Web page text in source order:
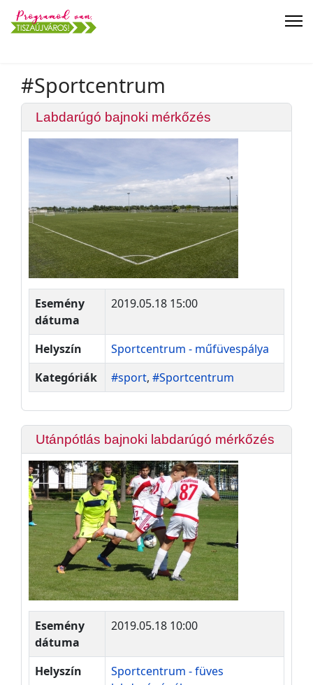
#Sportcentrum
Labdarúgó bajnoki mérkőzés
Esemény
dátuma
2019.05.18 15:00
Helyszín
Sportcentrum - műfüvespálya
Kategóriák
#sport, #Sportcentrum
Utánpótlás bajnoki labdarúgó mérkőzés
Esemény
dátuma
2019.05.18 10:00
Helyszín
Sportcentrum - füves